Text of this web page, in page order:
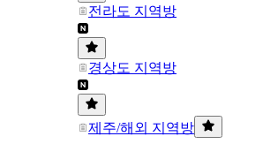
전라도 지역방
경상도 지역방
제주/해외 지역방